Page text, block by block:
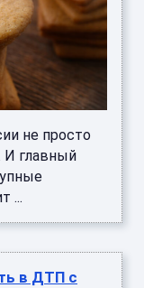
не просто
И главный
...
в ДТП с